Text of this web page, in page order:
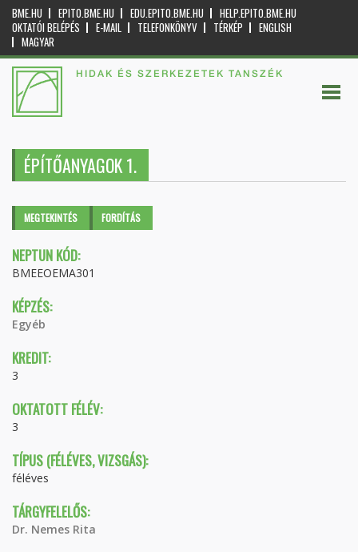
BME.HU EPITO.BME.HU EDU.EPITO.BME.HU
HELP.EPITO.BME.HU
OKTATÓI BELÉPÉS
E-MAIL TELEFONKÖNYV TÉRKÉP
ENGLISH
MAGYAR
HIDAK ÉS SZERKEZETEK TANSZÉK
ÉPÍTŐANYAGOK 1.
Elsődleges fülek
MEGTEKINTÉS (AKTÍVFORDÍTÁS
NEPTUN KÓD:
BMEEOEMA301
KÉPZÉS:
Egyéb
KREDIT:
3
OKTATOTT FÉLÉV:
3
TÍPUS (FÉLÉVES, VIZSGÁS):
féléves
TÁRGYFELELŐS:
Dr. Nemes Rita